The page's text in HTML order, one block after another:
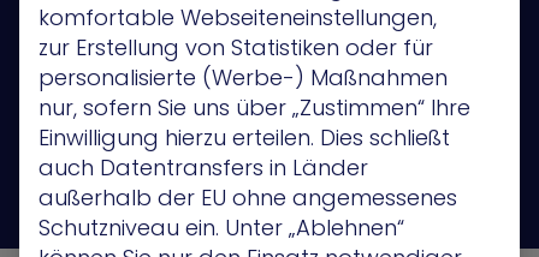
Anwendungsfälle
Privacy Policy
komfortable Webseiteneinstellungen,
zur Erstellung von Statistiken oder für
personalisierte (Werbe-) Maßnahmen
nur, sofern Sie uns über „Zustimmen“ Ihre
Einwilligung hierzu erteilen. Dies schließt
auch Datentransfers in Länder
außerhalb der EU ohne angemessenes
Schutzniveau ein. Unter „Ablehnen“